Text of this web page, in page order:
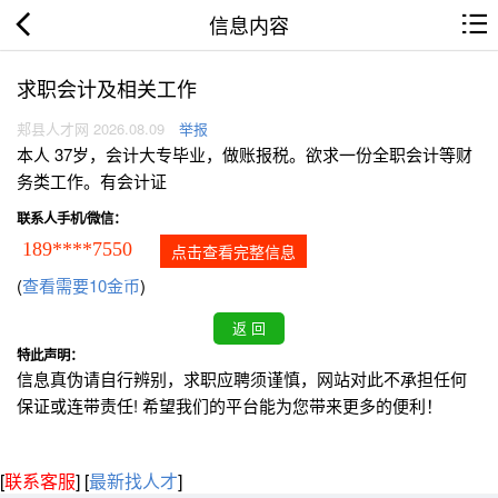
信息内容
求职会计及相关工作
郏县人才网 2026.08.09 举报
本人 37岁，会计大专毕业，做账报税。欲求一份全职会计等财
务类工作。有会计证
联系人手机/微信：
189****7550 点击查看完整信息
(查看需要10金币)
特此声明：
信息真伪请自行辨别，求职应聘须谨慎，网站对此不承担任何
保证或连带责任! 希望我们的平台能为您带来更多的便利！
[联系客服] [最新找人才]